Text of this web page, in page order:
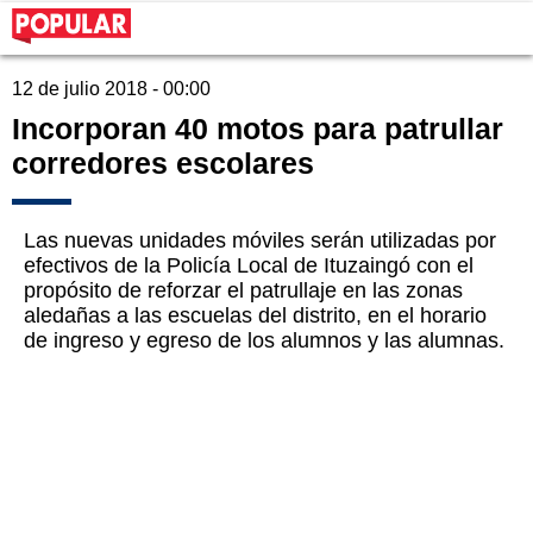
12 de julio 2018 - 00:00
Incorporan 40 motos para patrullar
corredores escolares
Las nuevas unidades móviles serán utilizadas por
efectivos de la Policía Local de Ituzaingó con el
propósito de reforzar el patrullaje en las zonas
aledañas a las escuelas del distrito, en el horario
de ingreso y egreso de los alumnos y las alumnas.